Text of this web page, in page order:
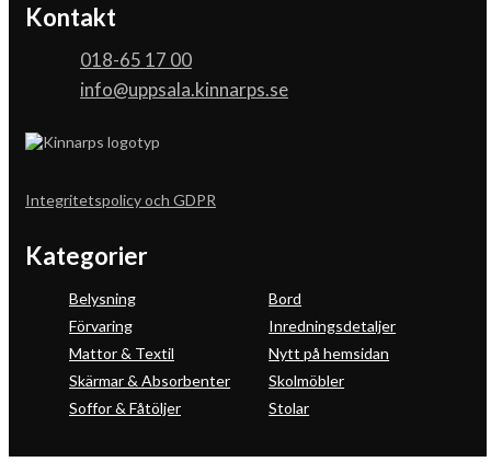
Kontakt
018-65 17 00
info@uppsala.kinnarps.se
Integritetspolicy och GDPR
Kategorier
Belysning
Bord
Förvaring
Inredningsdetaljer
Mattor & Textil
Nytt på hemsidan
Skärmar & Absorbenter
Skolmöbler
Soffor & Fåtöljer
Stolar